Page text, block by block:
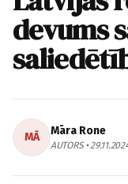
devums
MĀ Māra Rone
AUTORS •